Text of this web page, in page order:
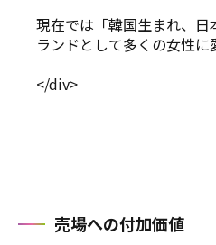
現在では「韓国生まれ、
ランドとして多くの女性に
</div>
売場への付加価値